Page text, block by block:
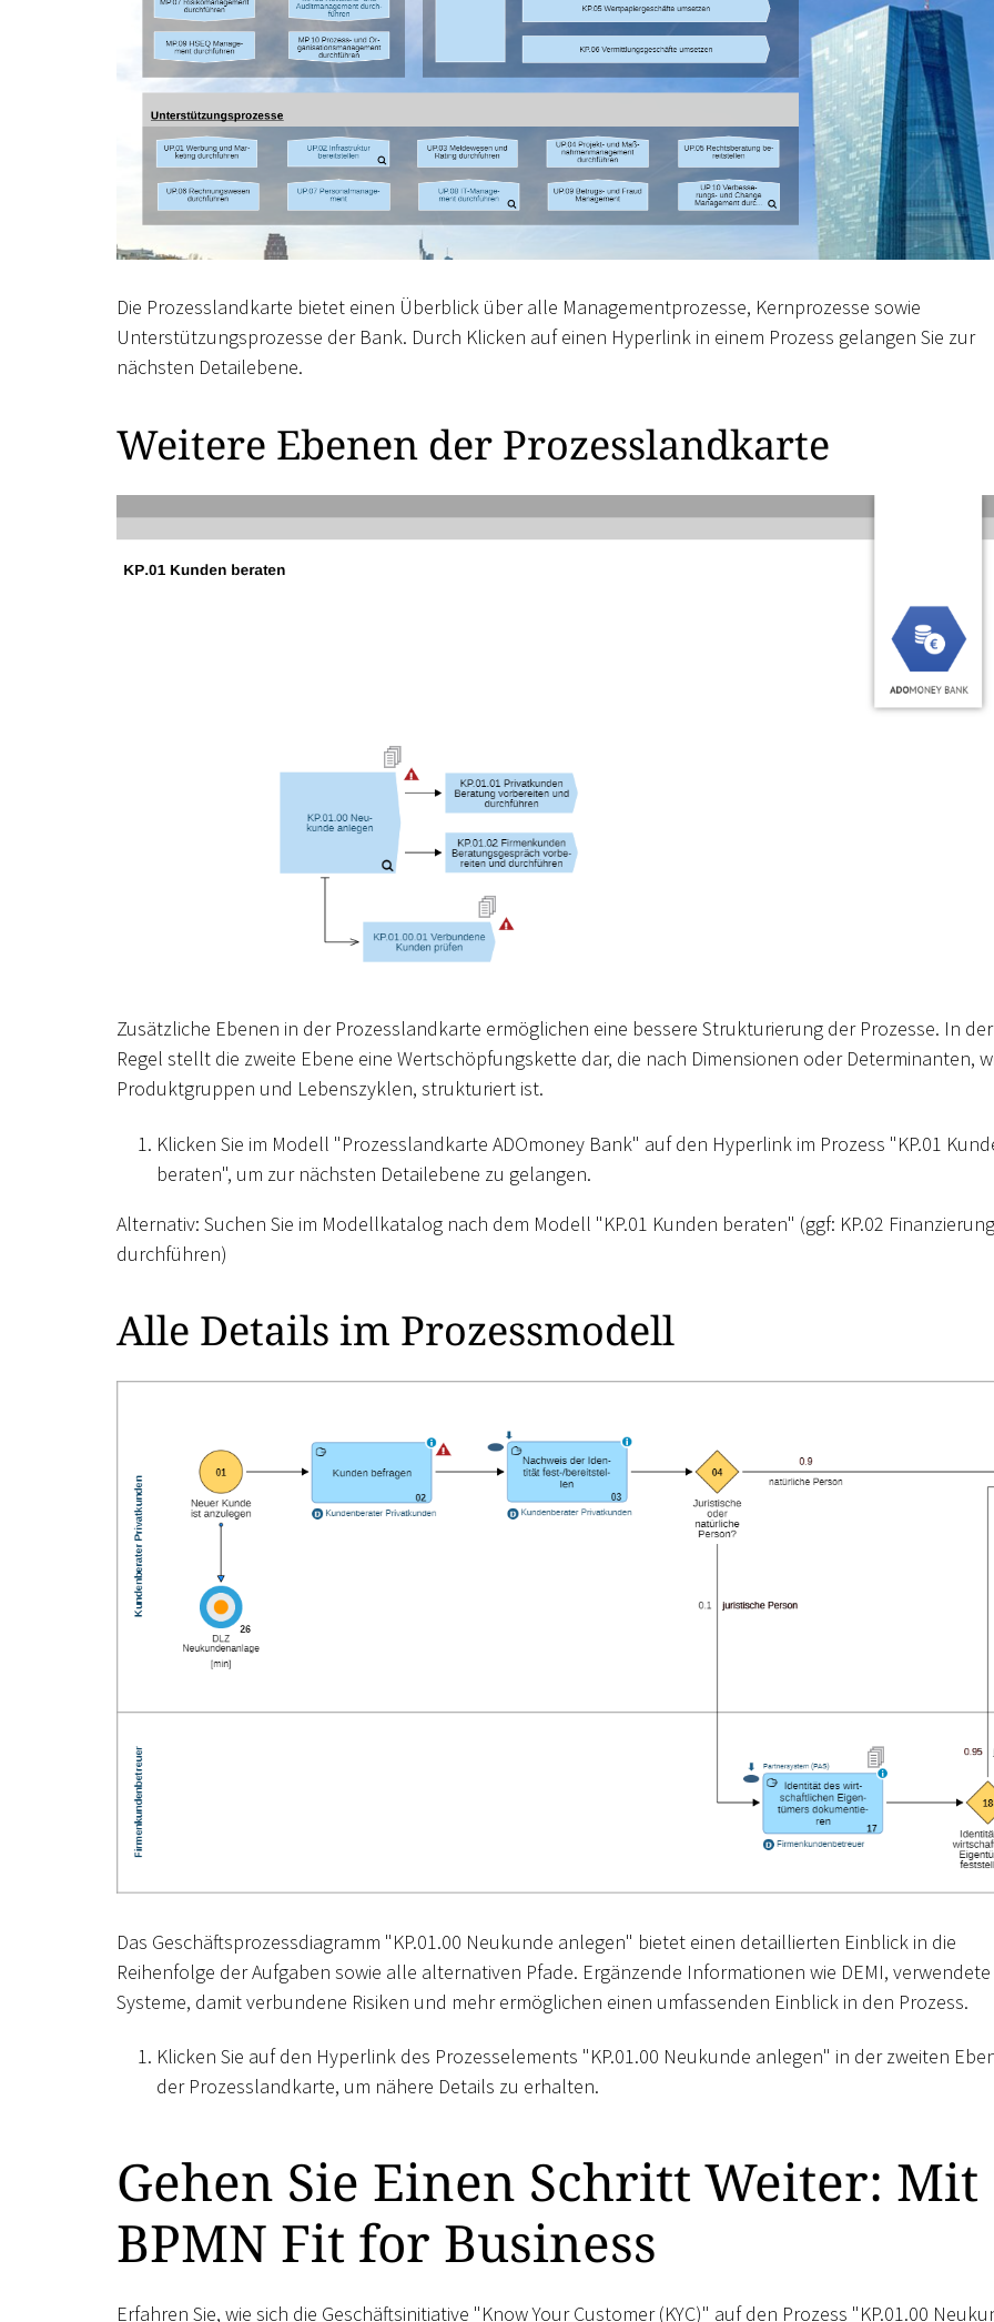
Die Prozesslandkarte bietet einen Überblick über alle Managementprozesse, Kernprozesse sowie
Unterstützungsprozesse der Bank. Durch Klicken auf einen Hyperlink in einem Prozess gelangen Sie zur
nächsten Detailebene.
Weitere Ebenen der Prozesslandkarte
Zusätzliche Ebenen in der Prozesslandkarte ermöglichen eine bessere Strukturierung der Prozesse. In der
Regel stellt die zweite Ebene eine Wertschöpfungskette dar, die nach Dimensionen oder Determinanten,
Produktgruppen und Lebenszyklen, strukturiert ist.
Klicken Sie im Modell "Prozesslandkarte ADOmoney Bank" auf den Hyperlink im Prozess "KP.01
beraten", um zur nächsten Detailebene zu gelangen.
Alternativ: Suchen Sie im Modellkatalog nach dem Modell "KP.01 Kunden beraten" (ggf: KP.02 Finanzierung
durchführen)
Alle Details im Prozessmodell
Das Geschäftsprozessdiagramm "KP.01.00 Neukunde anlegen" bietet einen detaillierten Einblick in die
Reihenfolge der Aufgaben sowie alle alternativen Pfade. Ergänzende Informationen wie DEMI, verwendete
Systeme, damit verbundene Risiken und mehr ermöglichen einen umfassenden Einblick in den Prozess.
Klicken Sie auf den Hyperlink des Prozesselements "KP.01.00 Neukunde anlegen" in der zweiten
der Prozesslandkarte, um nähere Details zu erhalten.
Gehen Sie Einen Schritt Weiter: Mit
BPMN Fit for Business
Erfahren Sie, wie sich die Geschäftsinitiative "Know Your Customer (KYC)" auf den Prozess "KP.01.00